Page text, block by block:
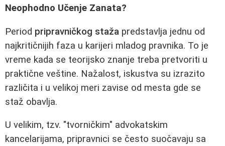
Neophodno Učenje Zanata?
Period pripravničkog staža predstavlja jednu od
najkritičnijih faza u karijeri mladog pravnika. To je
vreme kada se teorijsko znanje treba pretvoriti u
praktične veštine. Nažalost, iskustva su izrazito
različita i u velikoj meri zavise od mesta gde se
staž obavlja.
U velikim, tzv. "tvorničkim" advokatskim
kancelarijama, pripravnici se često suočavaju sa